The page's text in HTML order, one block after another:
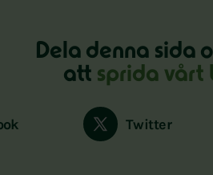
Dela denna sida
att sprida vårt
Twitter